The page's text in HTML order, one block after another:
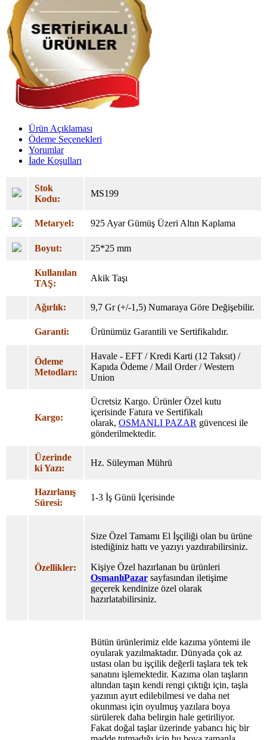
Ürün Açıklaması
Ödeme Seçenekleri
Yorumlar
İade Koşulları
Stok
Kodu:
MS199
Metaryel: 925 Ayar Gümüş Üzeri Altın Kaplama
Boyut: 25*25 mm
Kullanılan
TAŞ:
Akik Taşı
Ağırlık: 9,7 Gr (+/-1,5) Numaraya Göre Değişebilir.
Garanti: Ürünümüz Garantili ve Sertifikalıdır.
Ödeme
Metodları:
Havale - EFT / Kredi Karti (12 Taksıt) /
Kapıda Ödeme / Mail Order / Western
Union
Kargo:
Ücretsiz Kargo. Ürünler Özel kutu
içerisinde Fatura ve Sertifikalı
olarak, OSMANLI PAZAR güvencesi ile
gönderilmektedir.
Üzerinde
ki Yazı:
Hz. Süleyman Mührü
Hazırlanış
Süresi:
1-3 İş Günü İçerisinde
Özellikler:
Size Özel Tamamı El İşçiliği olan bu ürüne
istediğiniz hattı ve yazıyı yazdırabilirsiniz.
Kişiye Özel hazırlanan bu ürünleri
OsmanlıPazar sayfasından iletişime
geçerek kendinize özel olarak
hazırlatabilirsiniz.
Bütün ürünlerimiz elde kazıma yöntemi ile
oyularak yazılmaktadır. Dünyada çok az
ustası olan bu işçilik değerli taşlara tek tek
sanatını işlemektedir. Kazıma olan taşların
altından taşın kendi rengi çıktığı için, taşla
yazının ayırt edilebilmesi ve daha net
okunması için oyulmuş yazılara boya
sürülerek daha belirgin hale getiriliyor.
Fakat doğal taşlar üzerinde yabancı hiç bir